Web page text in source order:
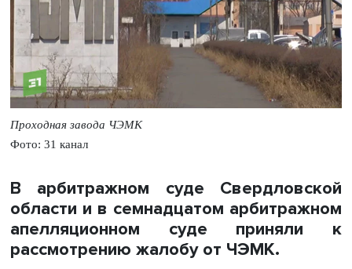
Проходная завода ЧЭМК
Фото: 31 канал
В арбитражном суде Свердловской
области и в семнадцатом арбитражном
апелляционном суде приняли к
рассмотрению жалобу от ЧЭМК.